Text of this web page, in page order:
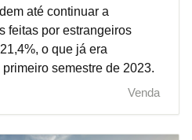
até continuar a
feitas por estrangeiros
o que já era
semestre de 2023.
Venda